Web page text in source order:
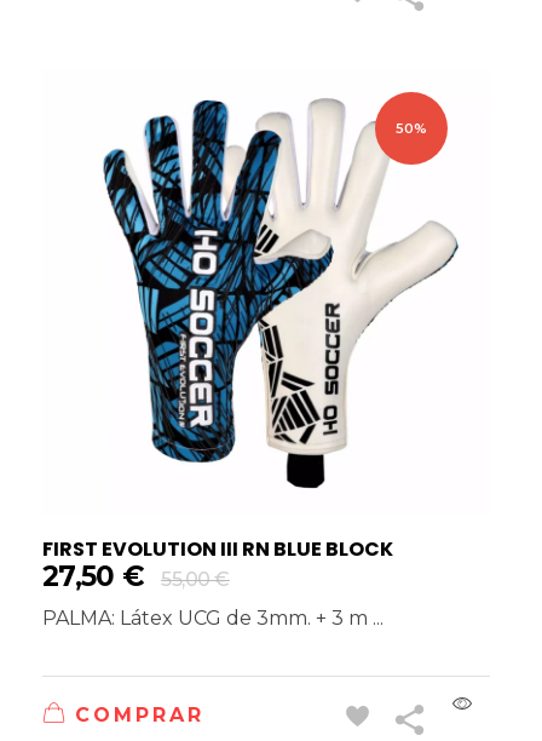
50%
FIRST EVOLUTION III RN BLUE BLOCK
27,50 € 55,00€
PALMA: Látex UCG de 3mm. + 3 m ...
COMPRAR